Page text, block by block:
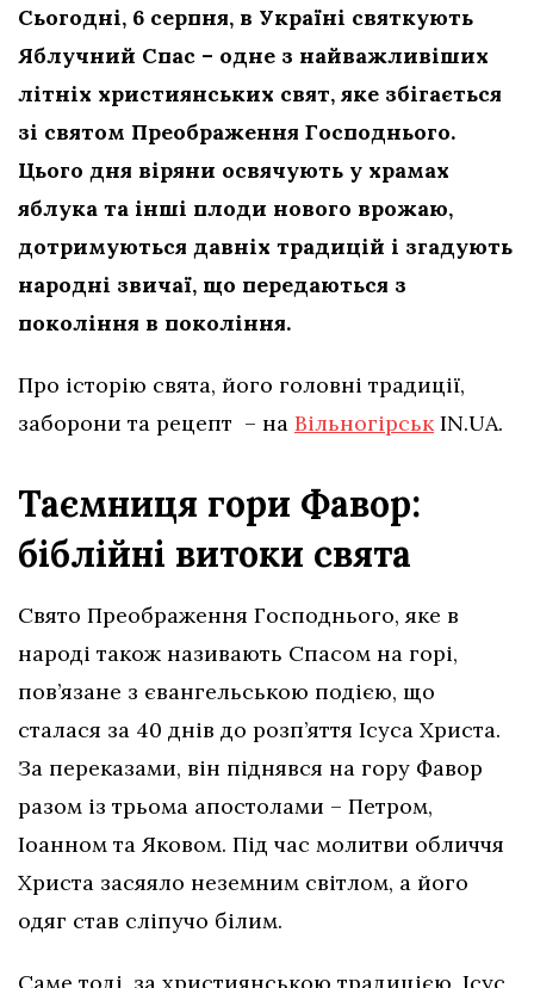
Сьогодні, 6 серпня, в Україні святкують
Яблучний Спас – одне з найважливіших
літніх християнських свят, яке збігається
зі святом Преображення Господнього.
Цього дня віряни освячують у храмах
яблука та інші плоди нового врожаю,
дотримуються давніх традицій і згадують
народні звичаї, що передаються з
покоління в покоління.
Про історію свята, його головні традиції,
заборони та рецепт – на ВільногірськIN.UA.
Таємниця гори Фавор:
біблійні витоки свята
Свято Преображення Господнього, яке в
народі також називають Спасом на горі,
пов’язане з євангельською подією, що
сталася за 40 днів до розп’яття Ісуса Христа.
За переказами, він піднявся на гору Фавор
разом із трьома апостолами – Петром,
Іоанном та Яковом. Під час молитви обличчя
Христа засяяло неземним світлом, а його
одяг став сліпучо білим.
Саме тоді, за християнською традицією, Ісус